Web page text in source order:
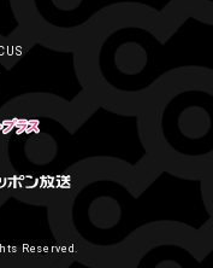
Reserved.